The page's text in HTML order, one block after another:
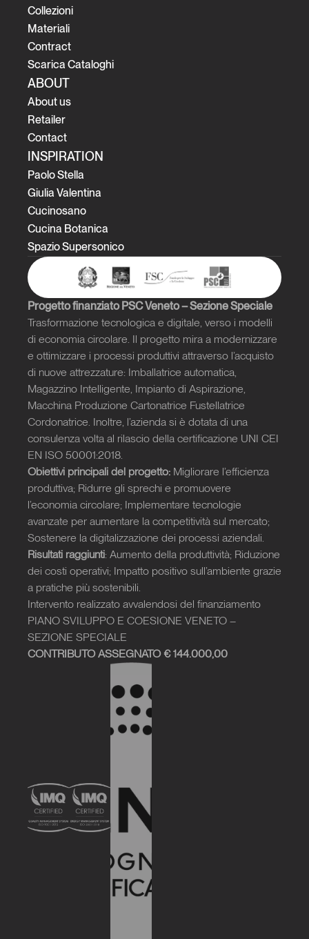
Collezioni
Materiali
Contract
Scarica Cataloghi
ABOUT
About us
Retailer
Contact
INSPIRATION
Paolo Stella
Giulia Valentina
Cucinosano
Cucina Botanica
Spazio Supersonico
Progetto finanziato PSC Veneto – Sezione Speciale
Trasformazione tecnologica e digitale, verso i modelli
di economia circolare. Il progetto mira a modernizzare
e ottimizzare i processi produttivi attraverso l’acquisto
di nuove attrezzature: Imballatrice automatica,
Magazzino Intelligente, Impianto di Aspirazione,
Macchina Produzione Cartonatrice Fustellatrice
Cordonatrice. Inoltre, l’azienda si è dotata di una
consulenza volta al rilascio della certificazione UNI CEI
EN ISO 50001:2018.
Obiettivi principali del progetto: Migliorare l’efficienza
produttiva; Ridurre gli sprechi e promuovere
l’economia circolare; Implementare tecnologie
avanzate per aumentare la competitività sul mercato;
Sostenere la digitalizzazione dei processi aziendali.
Risultati raggiunti: Aumento della produttività; Riduzione
dei costi operativi; Impatto positivo sull’ambiente grazie
a pratiche più sostenibili.
Intervento realizzato avvalendosi del finanziamento
PIANO SVILUPPO E COESIONE VENETO –
SEZIONE SPECIALE
CONTRIBUTO ASSEGNATO € 144.000,00